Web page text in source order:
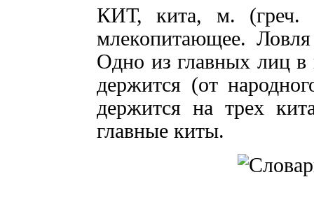
КИТ, кита, м. (греч.
млекопитающее.
Одно из главных лиц
держится (от
держится на трех
главные киты.